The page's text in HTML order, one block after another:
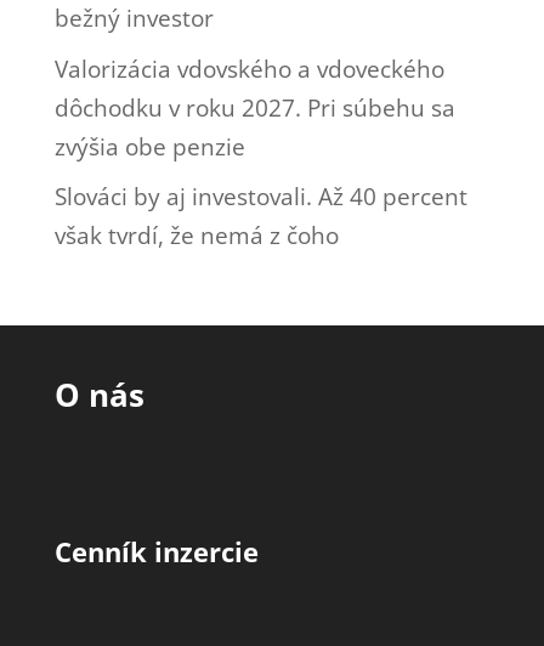
bežný investor
Valorizácia vdovského a vdoveckého
dôchodku v roku 2027. Pri súbehu sa
zvýšia obe penzie
Slováci by aj investovali. Až 40 percent
však tvrdí, že nemá z čoho
O nás
Cenník inzercie